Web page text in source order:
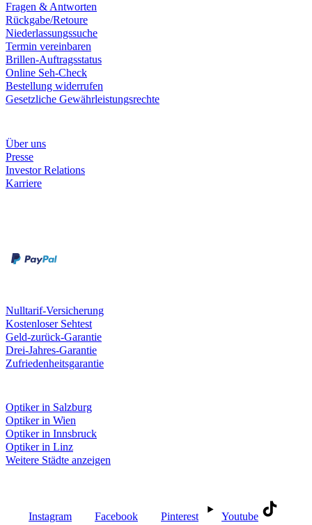
Fragen & Antworten
Rückgabe/Retoure
Niederlassungssuche
Termin vereinbaren
Brillen-Auftragsstatus
Online Seh-Check
Bestellung widerrufen
Gesetzliche Gewährleistungsrechte
Über uns
Presse
Investor Relations
Karriere
Nulltarif-Versicherung
Kostenloser Sehtest
Geld-zurück-Garantie
Drei-Jahres-Garantie
Zufriedenheitsgarantie
Optiker in Salzburg
Optiker in Wien
Optiker in Innsbruck
Optiker in Linz
Weitere Städte anzeigen
Instagram Facebook Pinterest Youtube